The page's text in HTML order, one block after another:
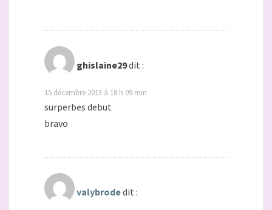
ghislaine29dit :
15 décembre 2013 à 18 h 09 min
surperbes debut
bravo
valybrodedit :